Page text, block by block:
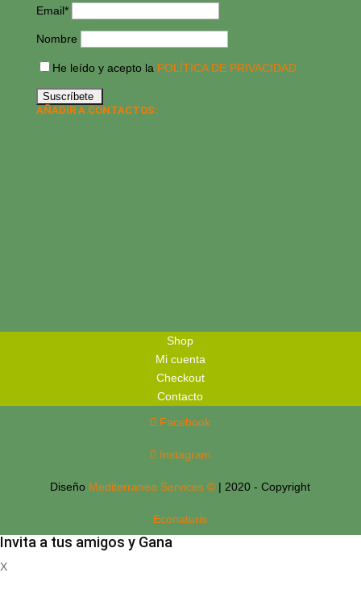
Email*
Nombre
He leído y acepto la POLÍTICA DE PRIVACIDAD
AÑADIR A CONTACTOS:
Shop
Mi cuenta
Checkout
Contacto
Facebook
Instagram
Diseño Mediterranea Services © | 2020 - Copyright
Econaturis
Invita a tus amigos y Gana
X